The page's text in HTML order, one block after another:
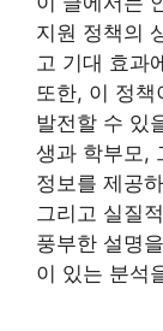
지원 정책의
고 기대 효과
또한, 이 정책
발전할 수 있
생과 학부모,
정보를 제공
그리고 실질
풍부한 설명
이 있는 분석